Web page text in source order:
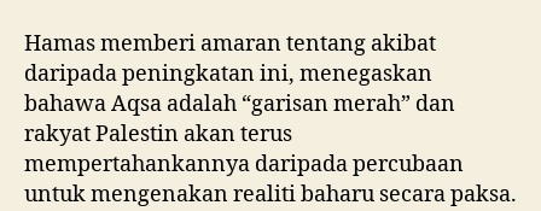
Hamas memberi amaran tentang akibat
daripada peningkatan ini, menegaskan
bahawa Aqsa adalah “garisan merah” dan
rakyat Palestin akan terus
mempertahankannya daripada percubaan
untuk mengenakan realiti baharu secara paksa.